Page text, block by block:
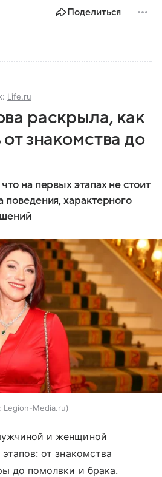
Поделиться
Life.ru
раскрыла, как
знакомства до
на первых этапах не стоит
поведения, характерного
Legion-Media.ru
и женщиной
от знакомства
до помолвки и брака.